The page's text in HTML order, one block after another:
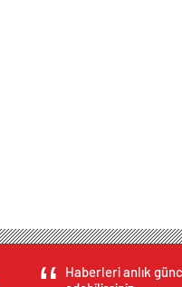
Haberleri anlık